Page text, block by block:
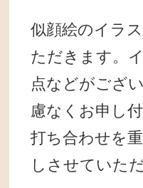
似顔絵のイラ
ただきます。
点などがござ
慮なくお申し
打ち合わせを
しさせていた